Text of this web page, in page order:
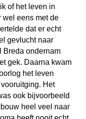
of het leven in
wel eens met de
dat er echt
gevlucht naar
Breda ondernam
gek. Daarna kwam
het leven
Het
ook bijvoorbeeld
heel veel naar